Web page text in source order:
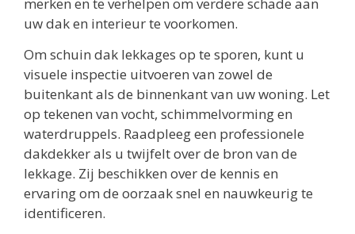
uw dak en interieur te voorkomen.
Om schuin dak lekkages op te sporen, kunt u
visuele inspectie uitvoeren van zowel de
buitenkant als de binnenkant van uw woning. Let
op tekenen van vocht, schimmelvorming en
waterdruppels. Raadpleeg een professionele
dakdekker als u twijfelt over de bron van de
lekkage. Zij beschikken over de kennis en
ervaring om de oorzaak snel en nauwkeurig te
identificeren.